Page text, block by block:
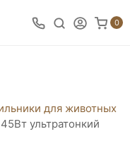
0
для животных
ультратонкий